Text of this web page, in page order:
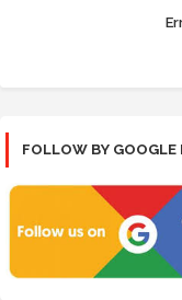
FOLLOW BY GOOGLE